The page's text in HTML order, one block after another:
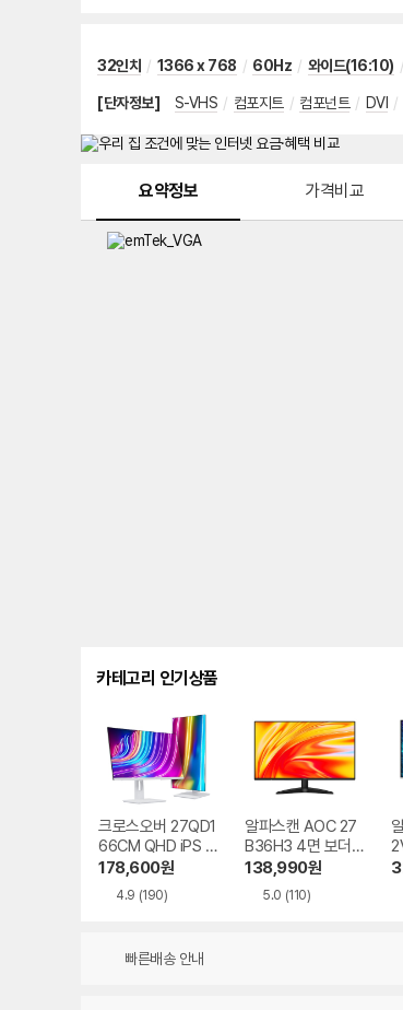
32인치 / 1366 x 768 / 60Hz / 와이드(16:10) /
[단자정보] S-VHS / 컴포지트 / 컴포넌트 / DVI /
요약정보 가격비교
카테고리 인기상품
크로스오버 27QD1
66CM QHD iPS U
SB-C 화이트 Ai 멀
티스탠드
178,600원
4.9 (190)
알파스캔 AOC 27
B36H3 4면 보더리
스 IPS 120 시력보
호 무결점
138,990원
5.0 (110)
빠른배송 안내